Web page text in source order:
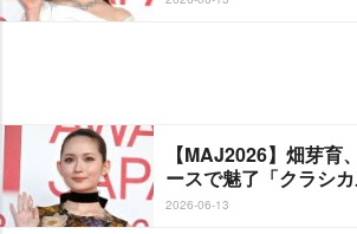
【MAJ2026】畑芽育
ースで魅了「クラシ
2026-06-13